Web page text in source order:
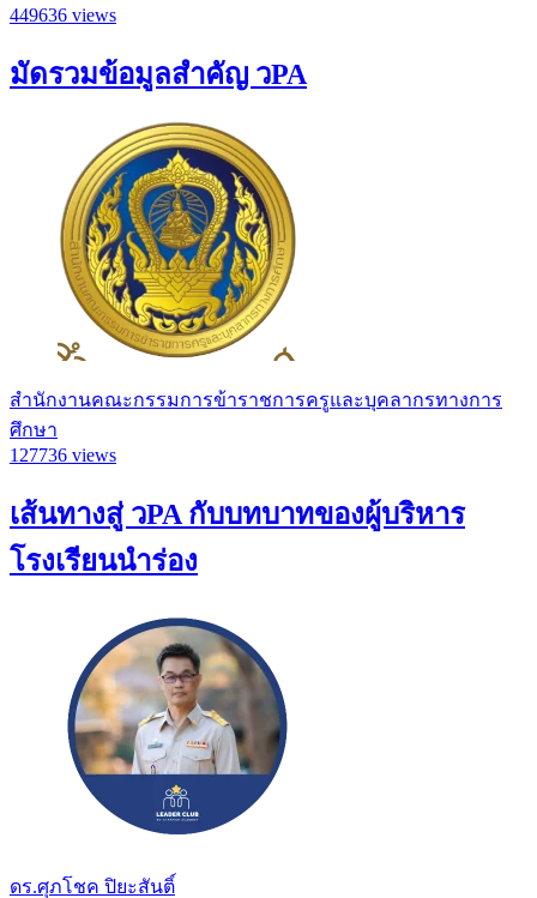
449636 views
มัดรวมข้อมูลสำคัญ วPA
สำนักงานคณะกรรมการข้าราชการครูและบุคลากรทางการ
ศึกษา
127736 views
เส้นทางสู่ วPA กับบทบาทของผู้บริหาร
โรงเรียนนำร่อง
ดร.ศุภโชค ปิยะสันติ์